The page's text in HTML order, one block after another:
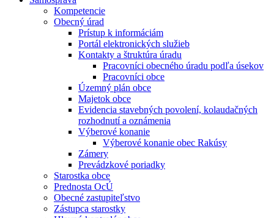
Kompetencie
Obecný úrad
Prístup k informáciám
Portál elektronických služieb
Kontakty a štruktúra úradu
Pracovníci obecného úradu podľa úsekov
Pracovníci obce
Územný plán obce
Majetok obce
Evidencia stavebných povolení, kolaudačných
rozhodnutí a oznámenia
Výberové konanie
Výberové konanie obec Rakúsy
Zámery
Prevádzkové poriadky
Starostka obce
Prednosta OcÚ
Obecné zastupiteľstvo
Zástupca starostky